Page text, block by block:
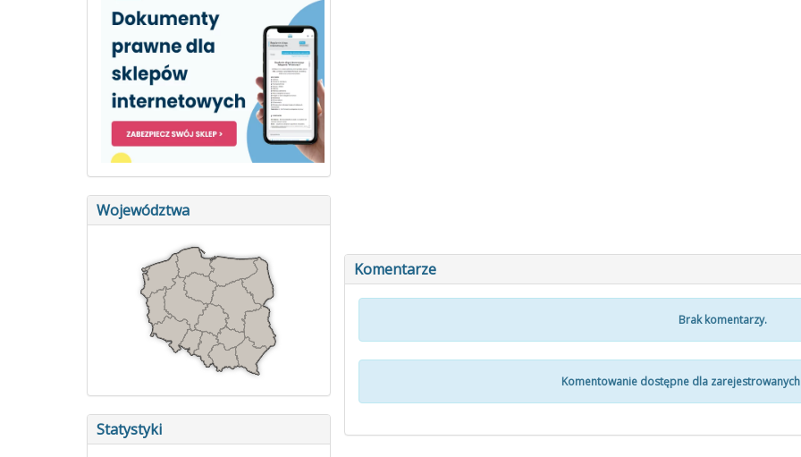
Województwa
Statystyki
Komentarze
Brak komentarzy.
Komentowanie dostępne dla